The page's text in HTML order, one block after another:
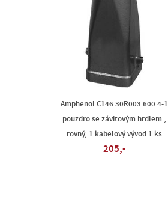
Amphenol C146 30R003 600 4-1
pouzdro se závitovým hrdlem ,
rovný, 1 kabelový vývod 1 ks
205,-